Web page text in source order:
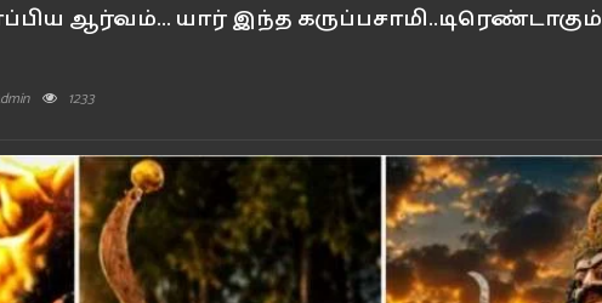
ஆர்வம்... யார் இந்த கருப்பசாமி..டிரெண்டாகும்
1233